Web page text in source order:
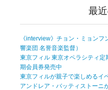
最
《interview》チョン・ミョン
響楽団 名誉音楽監督）
東京フィル 東京オペラシティ
期会員券発売中
東京フィルが親子で楽しめるイ
アンドレア・バッティストーニ